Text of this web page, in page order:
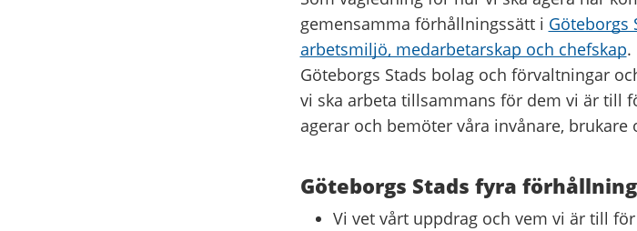
gemensamma förhållningssätt i Göteborgs
arbetsmiljö, medarbetarskap och chefskap.
Göteborgs Stads bolag och förvaltningar
vi ska arbeta tillsammans för dem vi är till
agerar och bemöter våra invånare, brukare
Göteborgs Stads fyra
Vi vet vårt uppdrag och vem vi är till för